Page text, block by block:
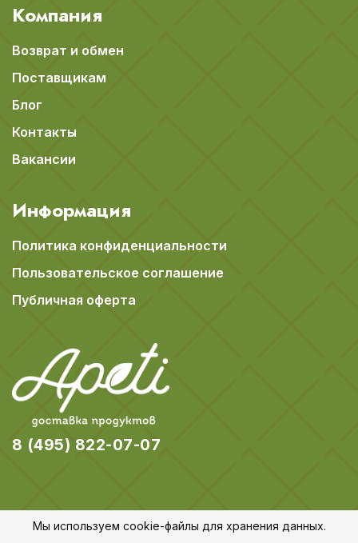
Компания
Возврат и обмен
Поставщикам
Блог
Контакты
Вакансии
Информация
Политика конфиденциальности
Пользовательское соглашение
Публичная оферта
8 (495) 822-07-07
Мы используем cookie-файлы для хранения данных.